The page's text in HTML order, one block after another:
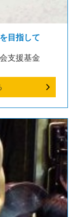
目指して
支援基金